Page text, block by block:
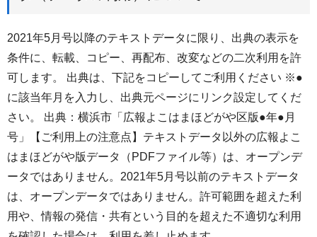
2021年5月号以降のテキストデータに限り、出典の表示を
条件に、転載、コピー、再配布、改変などの二次利用を許
可します。 出典は、下記をコピーしてご利用ください ※●
に該当年月を入力し、出典元ページにリンク設定してくだ
さい。 出典：横浜市「広報よこはまほどがや区版●年●月
号」【ご利用上の注意点】テキストデータ以外の広報よこ
はまほどがや版データ（PDFファイル等）は、オープンデ
ータではありません。2021年5月号以前のテキストデータ
は、オープンデータではありません。許可範囲を超えた利
用や、情報の発信・共有という目的を超えた不適切な利用